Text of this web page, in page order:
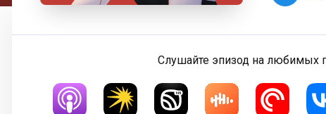
Слушайте эпизод на любимых